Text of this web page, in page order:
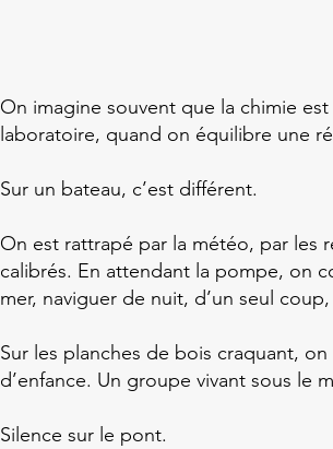
On imagine souvent que la chimie
laboratoire, quand on équilibre une
Sur un bateau, c’est différent.
On est rattrapé par la météo, par les
calibrés. En attendant la pompe, on
mer, naviguer de nuit, d’un seul
Sur les planches de bois craquant,
d’enfance. Un groupe vivant sous le
Silence sur le pont.